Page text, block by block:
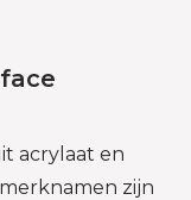
acrylaat en
zijn